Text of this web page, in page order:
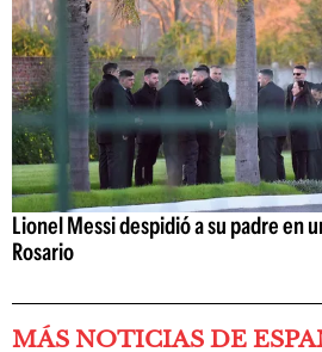
Lionel Messi despidió a su padre en
Rosario
MÁS NOTICIAS DE